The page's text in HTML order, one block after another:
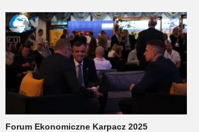
Forum Ekonomiczne Karpacz 2025